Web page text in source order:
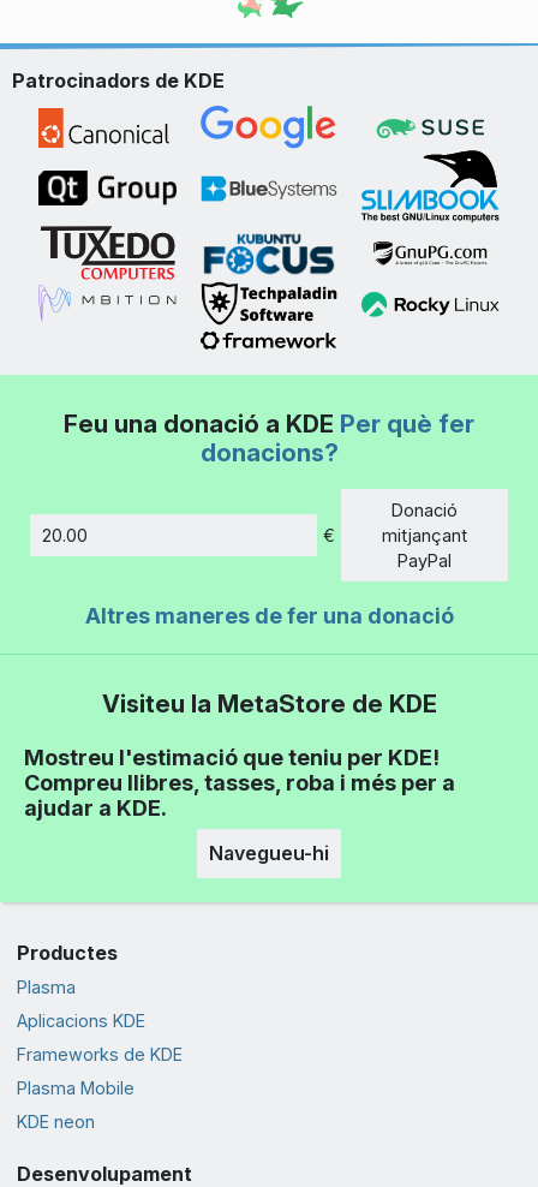
Patrocinadors de KDE
Feu una donació a KDE Per què fer
donacions?
€
Donació
mitjançant
PayPal
Altres maneres de fer una donació
Visiteu la MetaStore de KDE
Mostreu l'estimació que teniu per KDE!
Compreu llibres, tasses, roba i més per a
ajudar a KDE.
Navegueu-hi
Productes
Plasma
Aplicacions KDE
Frameworks de KDE
Plasma Mobile
KDE neon
Desenvolupament